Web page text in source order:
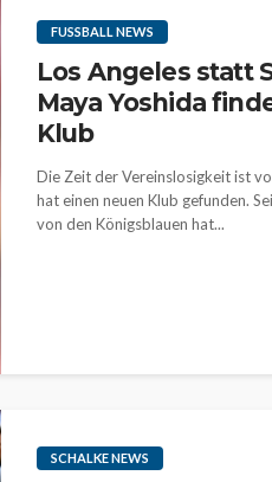
FUSSBALL NEWS
Los Angeles statt
Maya Yoshida
Klub
Die Zeit der Vereinslosigkeit ist
hat einen neuen Klub gefunden.
von den Königsblauen hat...
SCHALKE NEWS